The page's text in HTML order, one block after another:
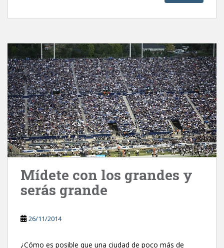
Mídete con los grandes y
serás grande
26/11/2014
¿Cómo es posible que una ciudad de poco más de